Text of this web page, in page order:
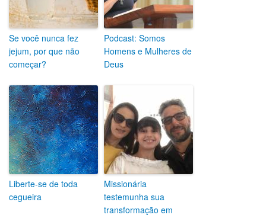
Se você nunca fez
jejum, por que não
começar?
Podcast: Somos
Homens e Mulheres de
Deus
Liberte-se de toda
cegueira
Missionária
testemunha sua
transformação em